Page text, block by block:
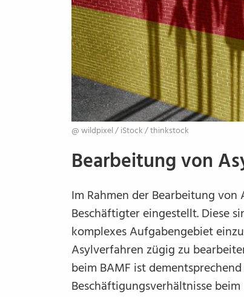
@ wildpixel /​ iStock /​ thinkstock
Bearbeitung von
Im Rahmen der Bearbeitung
Beschäftigter eingestellt. Diese
komplexes Aufgabengebiet
Asylverfahren zügig zu
beim BAMF ist
Beschäftigungsverhältnisse